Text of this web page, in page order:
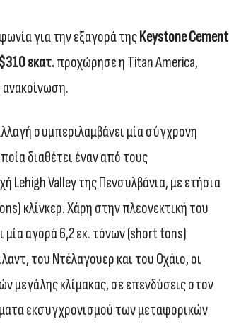
για την εξαγορά τηςKeystone Cement
εκατ.προχώρησε η Titan America,
συμπεριλαμβάνει μία σύγχρονη
διαθέτει έναν από τους
Lehigh Valley της Πενσυλβάνια, με ετήσια
κλίνκερ. Χάρη στην πλεονεκτική του
αγορά 6,2 εκ. τόνων (short tons)
του Ντέλαγουερ και του Οχάιο, οι
μεγάλης κλίμακας, σε επενδύσεις στον
εκσυγχρονισμού των μεταφορικών